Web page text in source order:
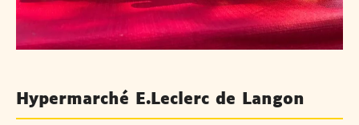
Hypermarché E.Leclerc de Langon